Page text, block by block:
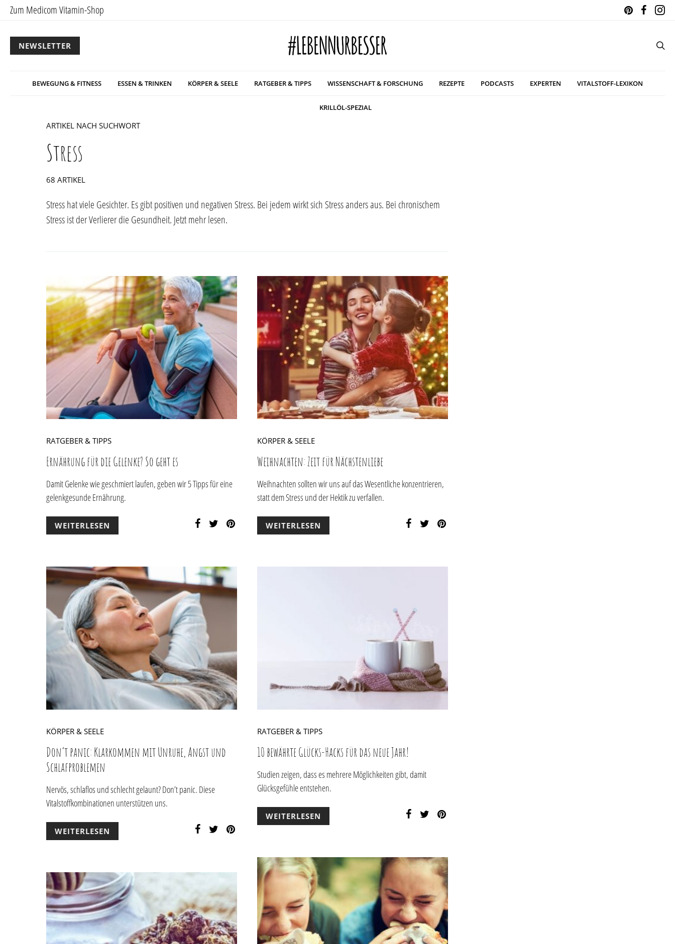
Zum Medicom Vitamin-Shop
NEWSLETTER
BEWEGUNG & FITNESS ESSEN & TRINKEN KÖRPER & SEELE RATGEBER & TIPPS WISSENSCHAFT & FORSCHUNG REZEPTE PODCASTS EXPERTEN VITALSTOFF-LEXIKON
KRILLÖL-SPEZIAL
ARTIKEL NACH SUCHWORT
Stress
68 ARTIKEL
Stress hat viele Gesichter. Es gibt positiven und negativen Stress. Bei jedem wirkt sich Stress anders aus. Bei chronischem
Stress ist der Verlierer die Gesundheit. Jetzt mehr lesen.
RATGEBER & TIPPS
Ernährung für die Gelenke? So geht es
Damit Gelenke wie geschmiert laufen, geben wir 5 Tipps für eine
gelenkgesunde Ernährung.
WEITERLESEN
KÖRPER & SEELE
Don’t panic: Klarkommen mit Unruhe, Angst und
Schlafproblemen
Nervös, schlaflos und schlecht gelaunt? Don’t panic. Diese
Vitalstoffkombinationen unterstützen uns.
WEITERLESEN
KÖRPER & SEELE
Weihnachten: Zeit für Nächstenliebe
Weihnachten sollten wir uns auf das Wesentliche konzentrieren,
statt dem Stress und der Hektik zu verfallen.
WEITERLESEN
RATGEBER & TIPPS
10 bewährte Glücks-Hacks für das neue Jahr!
Studien zeigen, dass es mehrere Möglichkeiten gibt, damit
Glücksgefühle entstehen.
WEITERLESEN